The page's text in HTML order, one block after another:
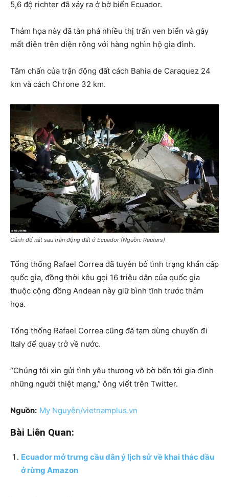
5,6 độ richter đã xảy ra ở bờ biển Ecuador.
Thảm họa này đã tàn phá nhiều thị trấn ven biển và gây
mất điện trên diện rộng với hàng nghìn hộ gia đình.
Tâm chấn của trận động đất cách Bahia de Caraquez 24
km và cách Chrone 32 km.
Cảnh đổ nát sau trận động đất ở Ecuador (Nguồn: Reuters)
Tổng thống Rafael Correa đã tuyên bố tình trạng khẩn cấp
quốc gia, đồng thời kêu gọi 16 triệu dân của quốc gia
thuộc cộng đồng Andean này giữ bình tĩnh trước thảm
họa.
Tổng thống Rafael Correa cũng đã tạm dừng chuyến đi
Italy để quay trở về nước.
“Chúng tôi xin gửi tình yêu thương vô bờ bến tới gia đình
những người thiệt mạng,” ông viết trên Twitter.
Nguồn: My Nguyễn/vietnamplus.vn
Bài Liên Quan:
Ecuador mở trưng cầu dân ý lịch sử về khai thác dầu
ở rừng Amazon